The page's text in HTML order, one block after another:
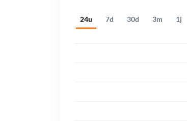
24u 7d 30d 3m 1j